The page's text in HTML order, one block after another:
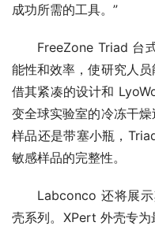
成功所需的工具。”
FreeZone Triad 台
能性和效率，使研究人
借其紧凑的设计和
变全球实验室的冷冻干
样品还是带塞小瓶，
敏感样品的完整性。
Labconco 还将展
壳系列。XPert 外壳专